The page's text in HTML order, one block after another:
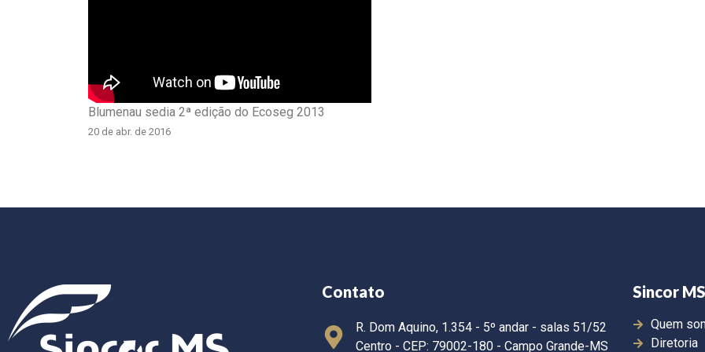
Blumenau sedia 2ª edição do Ecoseg 2013
20 de abr. de 2016
Contato
R. Dom Aquino, 1.354 - 5º andar - salas 51/52
Centro - CEP: 79002-180 - Campo Grande-MS
Sincor MS
Quem
Diretoria